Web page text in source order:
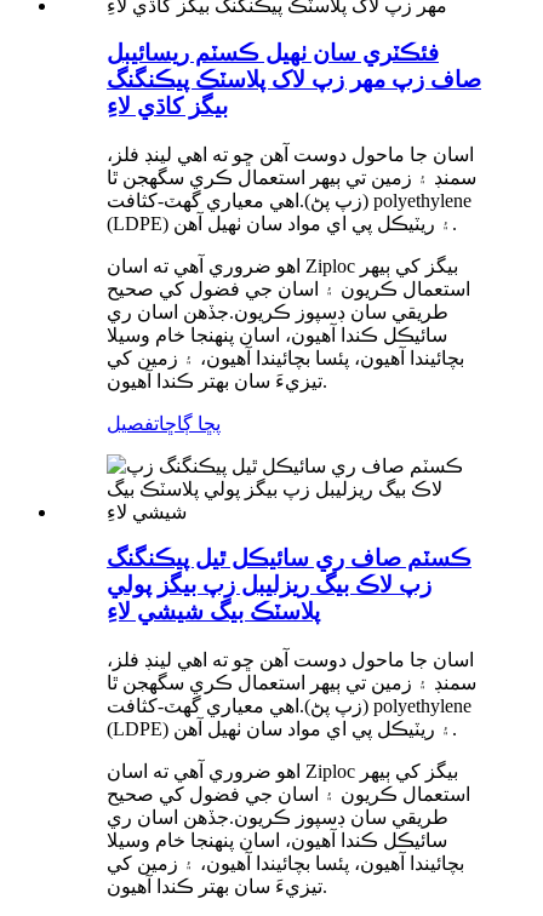
فئڪٽري سان ٺهيل ڪسٽم ريسائيبل
صاف زپ مهر زپ لاک پلاسٽڪ پيڪنگنگ
بيگز کاڌي لاءِ
اسان جا ماحول دوست آهن ڇو ته اهي لينڊ فلز،
سمنڊ ۽ زمين تي ٻيهر استعمال ڪري سگهجن ٿا
(زپ پڻ).اهي معياري گهٽ-کثافت polyethylene
(LDPE) ۽ ريٽيڪل پي اي مواد سان ٺهيل آهن.
اهو ضروري آهي ته اسان Ziploc بيگز کي ٻيهر
استعمال ڪريون ۽ اسان جي فضول کي صحيح
طريقي سان ڊسپوز ڪريون.جڏهن اسان ري
سائيڪل ڪندا آهيون، اسان پنهنجا خام وسيلا
بچائيندا آهيون، پئسا بچائيندا آهيون، ۽ زمين کي
تيزيءَ سان بهتر ڪندا آهيون.
پڇا ڳاڇاتفصيل
ڪسٽم صاف ري سائيڪل ٿيل پيڪنگنگ
زپ لاڪ بيگ ريزليبل زپ بيگز پولي
پلاسٽڪ بيگ شيشي لاءِ
اسان جا ماحول دوست آهن ڇو ته اهي لينڊ فلز،
سمنڊ ۽ زمين تي ٻيهر استعمال ڪري سگهجن ٿا
(زپ پڻ).اهي معياري گهٽ-کثافت polyethylene
(LDPE) ۽ ريٽيڪل پي اي مواد سان ٺهيل آهن.
اهو ضروري آهي ته اسان Ziploc بيگز کي ٻيهر
استعمال ڪريون ۽ اسان جي فضول کي صحيح
طريقي سان ڊسپوز ڪريون.جڏهن اسان ري
سائيڪل ڪندا آهيون، اسان پنهنجا خام وسيلا
بچائيندا آهيون، پئسا بچائيندا آهيون، ۽ زمين کي
تيزيءَ سان بهتر ڪندا آهيون.